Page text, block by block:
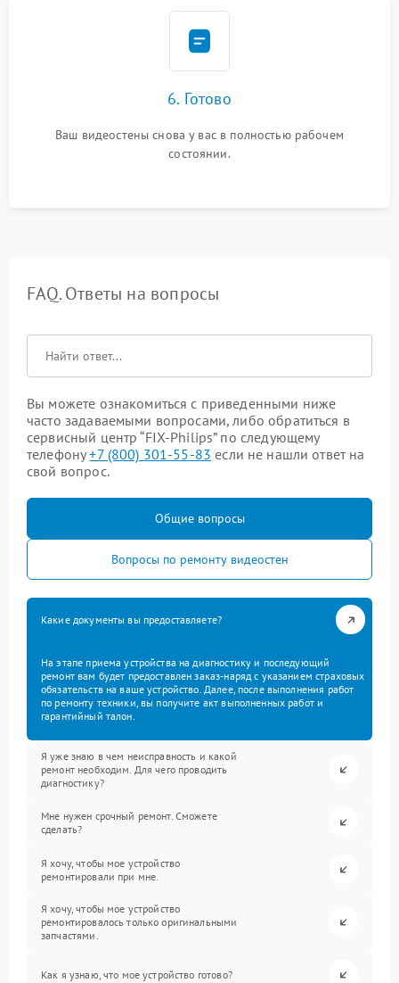
6. Готово
Ваш видеостены снова у вас в полностью рабочем
состоянии.
FAQ. Ответы на вопросы
Вы можете ознакомиться с приведенными ниже
часто задаваемыми вопросами, либо обратиться в
сервисный центр “FIX-Philips” по следующему
телефону+7 (800) 301-55-83 если не нашли ответ на
свой вопрос.
Общие вопросы
Вопросы по ремонту видеостен
Какие документы вы предоставляете?
На этапе приема устройства на диагностику и последующий
ремонт вам будет предоставлен заказ-наряд с указанием страховых
обязательств на ваше устройство. Далее, после выполнения работ
по ремонту техники, вы получите акт выполненных работ и
гарантийный талон.
Я уже знаю в чем неисправность и какой
ремонт необходим. Для чего проводить
диагностику?
Мне нужен срочный ремонт. Сможете
сделать?
Я хочу, чтобы мое устройство
ремонтировали при мне.
Я хочу, чтобы мое устройство
ремонтировалось только оригинальными
запчастями.
Как я узнаю, что мое устройство готово?